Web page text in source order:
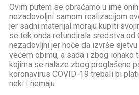
Ovim putem se obraćamo u ime
nezadovoljni samom realizacijom
jer sadni materijal moraju kupiti
se tek onda refundirala sredstva od
nezadovljni jer hoće da izvrše
većem obimu, a sada i zbog ionako
kojima se nalaze zbog proglašene
koronavirus COVID-19 trebali bi
neki i nemaju.